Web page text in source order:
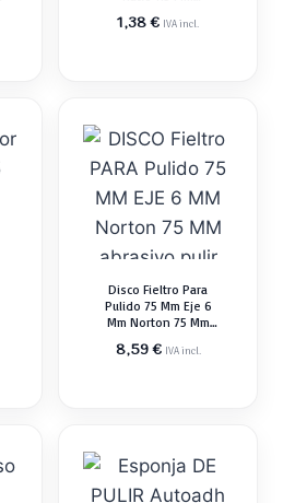
1,38€ IVA incl.
Disco Fieltro Para
Pulido 75 Mm Eje 6
Mm Norton 75 Mm
8,59€ IVA incl.